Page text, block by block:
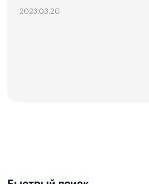
2023.03.20